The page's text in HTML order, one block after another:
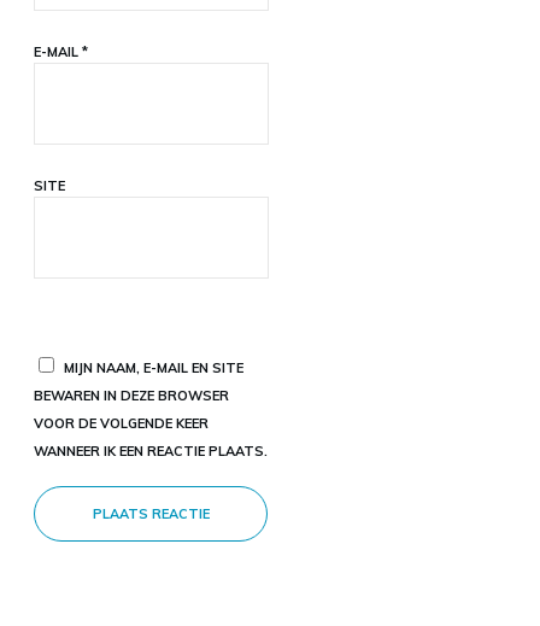
E-MAIL *
SITE
MIJN NAAM, E-MAIL EN SITE
BEWAREN IN DEZE BROWSER
VOOR DE VOLGENDE KEER
WANNEER IK EEN REACTIE PLAATS.
PLAATS REACTIE